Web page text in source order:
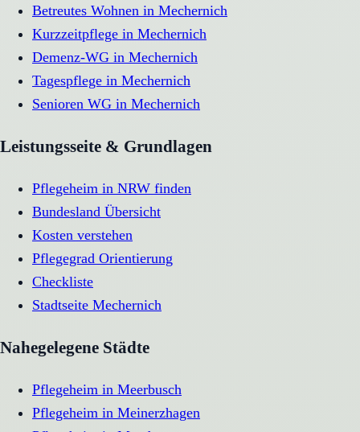
Betreutes Wohnen in Mechernich
Kurzzeitpflege in Mechernich
Demenz-WG in Mechernich
Tagespflege in Mechernich
Senioren WG in Mechernich
Leistungsseite & Grundlagen
Pflegeheim in NRW finden
Bundesland Übersicht
Kosten verstehen
Pflegegrad Orientierung
Checkliste
Stadtseite Mechernich
Nahegelegene Städte
Pflegeheim in Meerbusch
Pflegeheim in Meinerzhagen